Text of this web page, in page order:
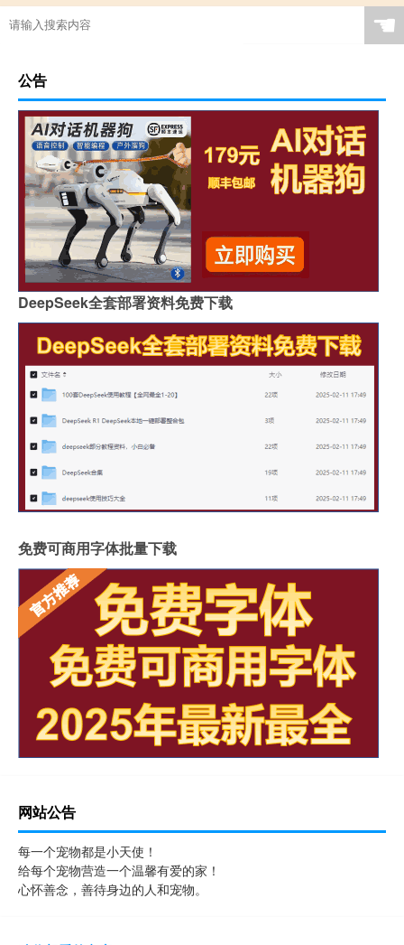
☚
公告
DeepSeek全套部署资料免费下载
免费可商用字体批量下载
网站公告
每一个宠物都是小天使！
给每个宠物营造一个温馨有爱的家！
心怀善念，善待身边的人和宠物。